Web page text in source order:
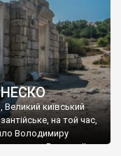
Великий київський
на той час,
Володимиру
Василю ІІ, та